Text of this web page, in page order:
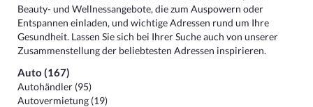
Beauty- und Wellnessangebote, die zum Auspowern oder
Entspannen einladen, und wichtige Adressen rund um Ihre
Gesundheit. Lassen Sie sich bei Ihrer Suche auch von unserer
Zusammenstellung der beliebtesten Adressen inspirieren.
Auto (167)
Autohändler (95)
Autovermietung (19)